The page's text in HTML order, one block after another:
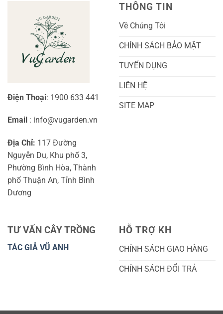
Cho
Người
Mới
Bắt
Đầu
Chi
Tiết
Và
Toàn
Diện
Điện Thoại: 1900 633 441
Email : info@vugarden.vn
Địa Chỉ: 117 Đường
Nguyễn Du, Khu phố 3,
Phường Bình Hòa, Thành
phố Thuận An, Tỉnh Bình
Dương
THÔNG TIN
Về Chúng Tôi
CHÍNH SÁCH BẢO MẬT
TUYỂN DỤNG
LIÊN HỆ
SITE MAP
TƯ VẤN CÂY TRỒNG
TÁC GIẢ VŨ ANH
HỖ TRỢ KH
CHÍNH SÁCH GIAO HÀNG
CHÍNH SÁCH ĐỔI TRẢ